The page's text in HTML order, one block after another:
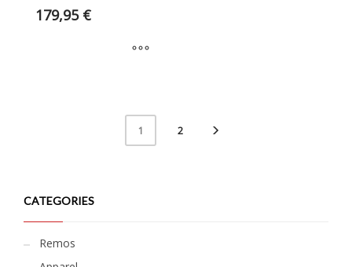
179,95 €
1 2
CATEGORIES
Remos